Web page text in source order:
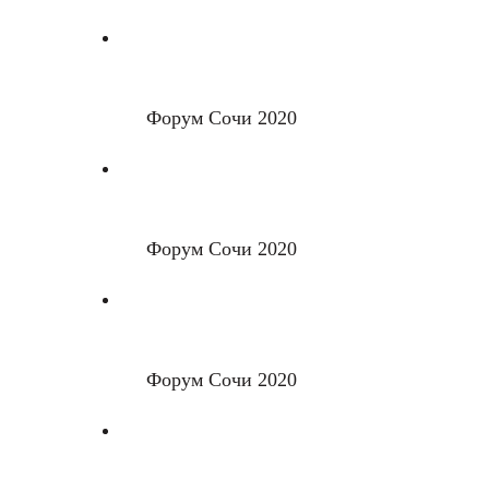
Форум Сочи 2020
Форум Сочи 2020
Форум Сочи 2020